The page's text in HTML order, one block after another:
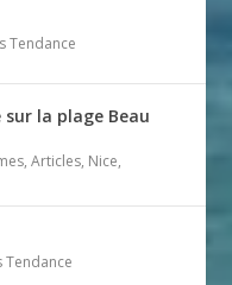
Tendance
la plage Beau
,Articles, Nice,
Tendance